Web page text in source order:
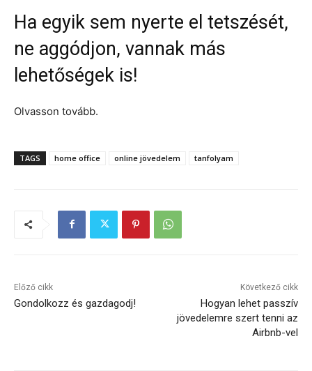
Ha egyik sem nyerte el tetszését,
ne aggódjon, vannak más
lehetőségek is!
Olvasson tovább.
TAGS home office online jövedelem tanfolyam
Előző cikk
Gondolkozz és gazdagodj!
Következő cikk
Hogyan lehet passzív
jövedelemre szert tenni az
Airbnb-vel